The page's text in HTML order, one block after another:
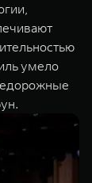
WEY 80
Масштаб
от 8 099
умело